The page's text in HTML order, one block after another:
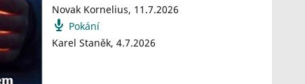
Novak Kornelius, 11.7.2026
Pokání
Karel Staněk,4.7.2026